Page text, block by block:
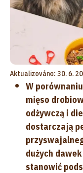
Aktualizováno: 30. 6.
W
mięso
odżywczą i
dostarczają
dużych
stanowić